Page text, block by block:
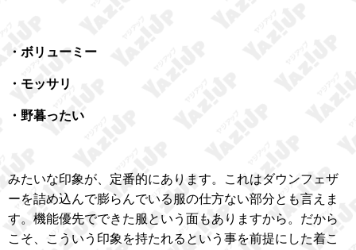
・ボリューミー
・モッサリ
・野暮ったい
みたいな印象が、定番的にあります。これはダウンフェザ
ーを詰め込んで膨らんでいる服の仕方ない部分とも言えま
す。機能優先でできた服という面もありますから。だから
こそ、こういう印象を持たれるという事を前提にした着こ